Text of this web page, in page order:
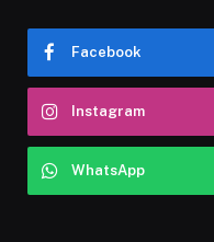
Facebook
Instagram
WhatsApp